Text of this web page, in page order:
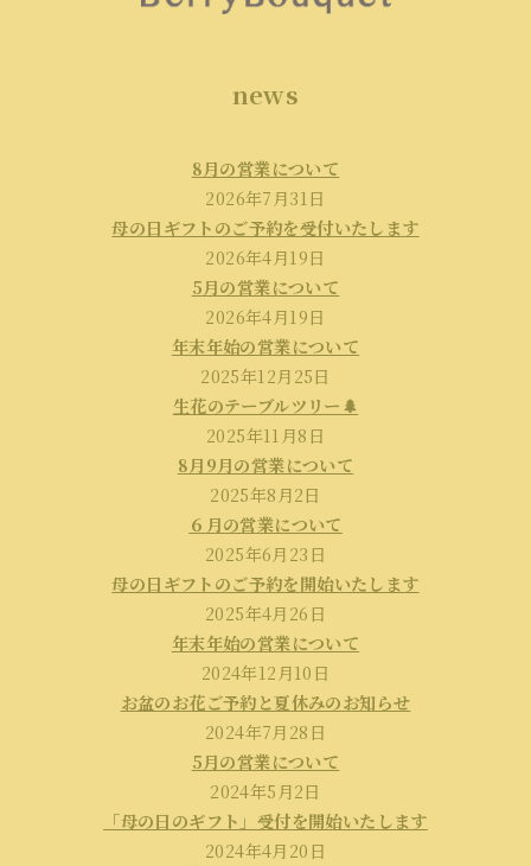
news
8月の営業について
2026年7月31日
母の日ギフトのご予約を受付いたします
2026年4月19日
5月の営業について
2026年4月19日
年末年始の営業について
2025年12月25日
生花のテーブルツリー🌲
2025年11月8日
8月9月の営業について
2025年8月2日
６月の営業について
2025年6月23日
母の日ギフトのご予約を開始いたします
2025年4月26日
年末年始の営業について
2024年12月10日
お盆のお花ご予約と夏休みのお知らせ
2024年7月28日
5月の営業について
2024年5月2日
「母の日のギフト」受付を開始いたします
2024年4月20日